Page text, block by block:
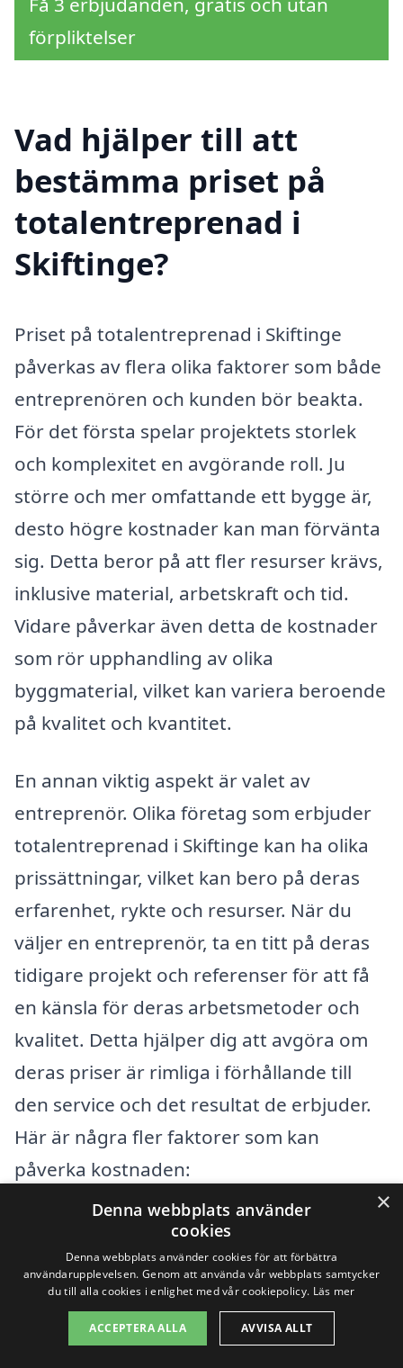
förpliktelser
Vad hjälper till att
bestämma priset på
totalentreprenad i
Skiftinge?
Priset på totalentreprenad i Skiftinge
påverkas av flera olika faktorer som både
entreprenören och kunden bör beakta.
För det första spelar projektets storlek
och komplexitet en avgörande roll. Ju
större och mer omfattande ett bygge är,
desto högre kostnader kan man förvänta
sig. Detta beror på att fler resurser krävs,
inklusive material, arbetskraft och tid.
Vidare påverkar även detta de kostnader
som rör upphandling av olika
byggmaterial, vilket kan variera beroende
på kvalitet och kvantitet.
En annan viktig aspekt är valet av
entreprenör. Olika företag som erbjuder
totalentreprenad i Skiftinge kan ha olika
prissättningar, vilket kan bero på deras
erfarenhet, rykte och resurser. När du
väljer en entreprenör, ta en titt på deras
tidigare projekt och referenser för att få
en känsla för deras arbetsmetoder och
kvalitet. Detta hjälper dig att avgöra om
deras priser är rimliga i förhållande till
den service och det resultat de erbjuder.
Här är några fler faktorer som kan
påverka kostnaden:
Valet av byggmaterial
kan stora skillnader i pris. Hållbart
material kan i första hand verka
dyrare, men kan spara pengar på lång
×
Denna webbplats använder
cookies
Denna webbplats använder cookies för att förbättra
användarupplevelsen. Genom att använda vår webbplats samtycker
du till alla cookies i enlighet med vår cookiepolicy. Läs mer
ACCEPTERA ALLA AVVISA ALLT